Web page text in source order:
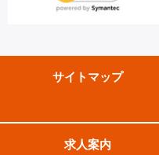
サイトマップ
求人案内